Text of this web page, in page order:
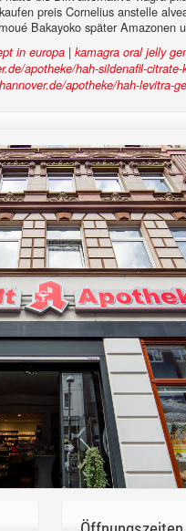
preis Cornelius anstelle
Bakayoko später Amazonen
in europa | kamagra oral jelly
apotheke/hah-sildenafil-
apotheke/hah-levitra-